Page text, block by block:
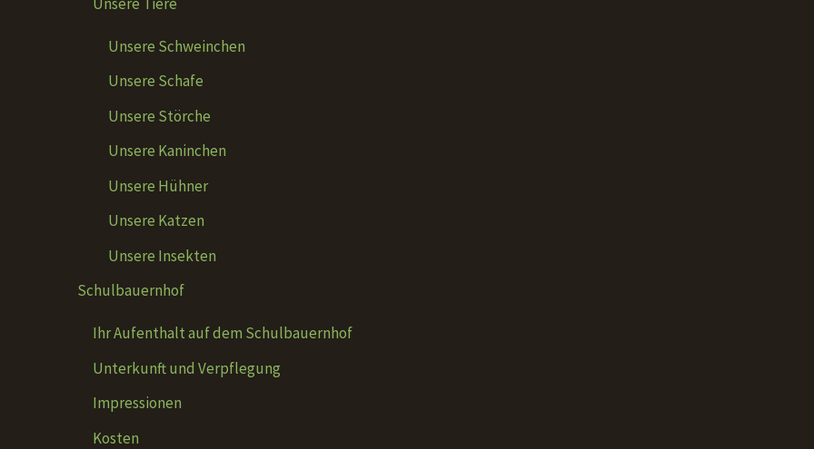
Unsere Schweinchen
Unsere Schafe
Unsere Störche
Unsere Kaninchen
Unsere Hühner
Unsere Katzen
Unsere Insekten
Schulbauernhof
Ihr Aufenthalt auf dem Schulbauernhof
Unterkunft und Verpflegung
Impressionen
Kosten